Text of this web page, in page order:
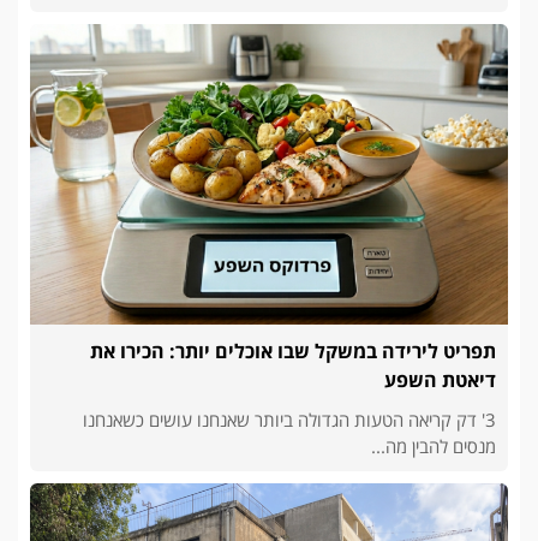
תפריט לירידה במשקל שבו אוכלים יותר: הכירו את
דיאטת השפע
3' דק קריאה הטעות הגדולה ביותר שאנחנו עושים כשאנחנו
מנסים להבין מה...